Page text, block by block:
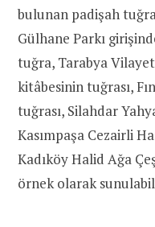
bulunan padişah
Gülhane Parkı
tuğra, Tarabya
kitâbesinin tuğrası,
tuğrası, Silahdar
Kasımpaşa Cezairli
Kadıköy Halid Ağa
örnek olarak